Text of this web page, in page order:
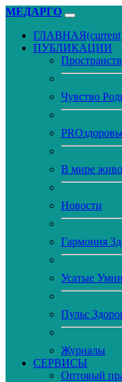
МЕДАРГО
ГЛАВНАЯ
ПУБЛИКАЦИИ
Чувство
В мире
Новости
Гармония
Усатые
Пульс
Журналы
CЕРВИСЫ
Оптовый